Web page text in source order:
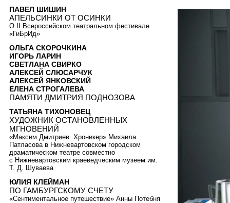
ПАВЕЛ ШИШИН
АПЕЛЬСИНКИ ОТ ОСИНКИ
О II Всероссийском театральном фестивале
«ГиБрИд»
ОЛЬГА СКОРОЧКИНА
ИГОРЬ ЛАРИН
СВЕТЛАНА СВИРКО
АЛЕКСЕЙ СЛЮСАРЧУК
АЛЕКСЕЙ ЯНКОВСКИЙ
ЕЛЕНА СТРОГАЛЕВА
ПАМЯТИ ДМИТРИЯ ПОДНОЗОВА
ТАТЬЯНА ТИХОНОВЕЦ
ХУДОЖНИК ОСТАНОВЛЕННЫХ
МГНОВЕНИЙ
«Максим Дмитриев. Хроникер» Михаила
Патласова в Нижневартовском городском
драматическом театре совместно
с Нижневартовским краеведческим музеем им.
Т. Д. Шуваева
ЮЛИЯ КЛЕЙМАН
ПО ГАМБУРГСКОМУ СЧЕТУ
«Сентиментальное путешествие» Анны Потебня